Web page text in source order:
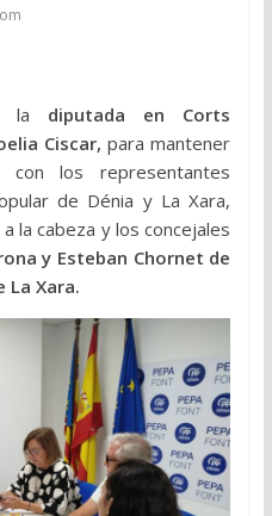
la diputada en Corts
Ciscar, para mantener
los representantes
de Dénia y La Xara,
a la cabeza y los concejales
y Esteban Chornet de
La Xara.